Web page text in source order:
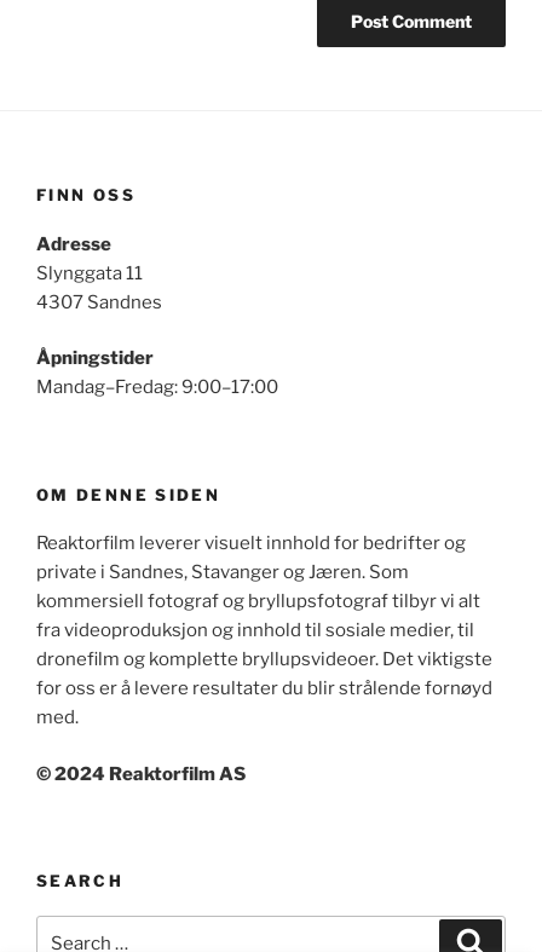
FINN OSS
Adresse
Slynggata 11
4307 Sandnes
Åpningstider
Mandag–Fredag: 9:00–17:00
OM DENNE SIDEN
Reaktorfilm leverer visuelt innhold for bedrifter og
private i Sandnes, Stavanger og Jæren. Som
kommersiell fotograf og bryllupsfotograf tilbyr vi alt
fra videoproduksjon og innhold til sosiale medier, til
dronefilm og komplette bryllupsvideoer. Det viktigste
for oss er å levere resultater du blir strålende fornøyd
med.
© 2024 Reaktorfilm AS
SEARCH